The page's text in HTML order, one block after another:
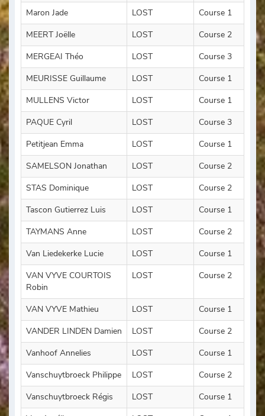
Maron Jade
LOST
Course 1
MEERT Joëlle
LOST
Course 2
MERGEAI Théo
LOST
Course 3
MEURISSE Guillaume
LOST
Course 1
MULLENS Victor
LOST
Course 1
PAQUE Cyril
LOST
Course 3
Petitjean Emma
LOST
Course 1
SAMELSON Jonathan
LOST
Course 2
STAS Dominique
LOST
Course 2
Tascon Gutierrez Luis
LOST
Course 1
TAYMANS Anne
LOST
Course 2
Van Liedekerke Lucie
LOST
Course 1
VAN VYVE COURTOIS
Robin
LOST Course 2
VAN VYVE Mathieu LOST
Course 1
VANDER LINDEN Damien
LOST
Course 2
Vanhoof Annelies
LOST
Course 1
Vanschuytbroeck Philippe
LOST
Course 2
Vanschuytbroeck Régis
LOST
Course 1